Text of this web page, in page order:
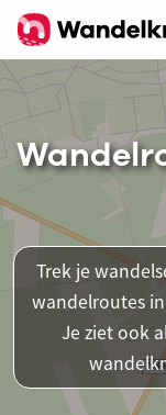
Trek je
wandelroutes
Je ziet ook